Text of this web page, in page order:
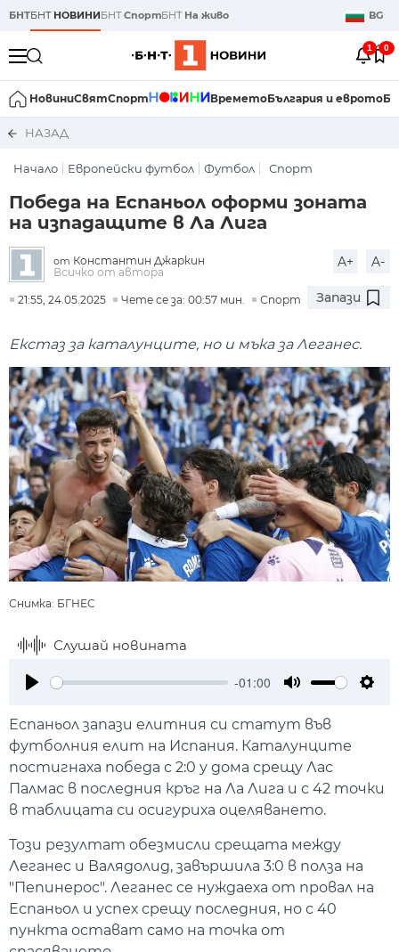
БНТБНТ НОВИНИБНТСпортБНТ На живо BG
1 0
НовиниСвятСпорт ВреметоБългария и еврото
НАЗАД
Начало Европейски футбол Футбол Спорт
Победа на Еспаньол оформи зоната
на изпадащите в Ла Лига
от Константин Джаркин
Всичко от автора
A+ A-
21:55, 24.05.2025 Чете се за: 00:57 мин. Спорт Запази
Екстаз за каталунците, но и мъка за Леганес.
Снимка: БГНЕС
Слушай новината
-01:00
Еспаньол запази елитния си статут във
футболния елит на Испания. Каталунците
постигнаха победа с 2:0 у дома срещу Лас
Палмас в последния кръг на Ла Лига и с 42 точки
в таблицата си осигуриха оцеляването.
Този резултат обезмисли срещата между
Леганес и Валядолид, завършила 3:0 в полза на
"Пепинерос". Леганес се нуждаеха от провал на
Еспаньол и успех срещу последния, но с 40
пункта остават само на точка от